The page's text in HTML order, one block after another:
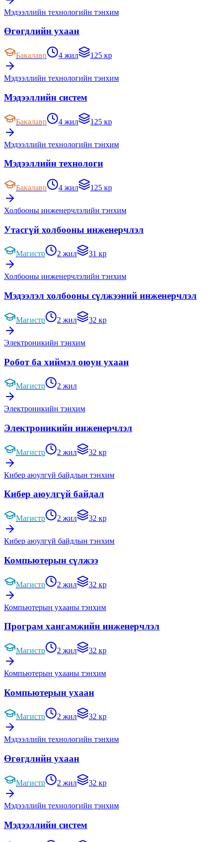
Мэдээллийн технологийн тэнхим
Өгөгдлийн ухаан
Бакалавр 4 жил 125 кр
Мэдээллийн технологийн тэнхим
Мэдээллийн систем
Бакалавр 4 жил 125 кр
Мэдээллийн технологийн тэнхим
Мэдээллийн технологи
Бакалавр 4 жил 125 кр
Холбооны инженерчлэлийн тэнхим
Утасгүй холбооны инженерчлэл
Магистр 2 жил 31 кр
Холбооны инженерчлэлийн тэнхим
Мэдээлэл холбооны сүлжээний инженерчлэл
Магистр 2 жил 32 кр
Электроникийн тэнхим
Робот ба хиймэл оюун ухаан
Магистр 2 жил
Электроникийн тэнхим
Электроникийн инженерчлэл
Магистр 2 жил 32 кр
Кибер аюулгүй байдлын тэнхим
Кибер аюулгүй байдал
Магистр 2 жил 32 кр
Кибер аюулгүй байдлын тэнхим
Компьютерын сүлжээ
Магистр 2 жил 32 кр
Компьютерын ухааны тэнхим
Програм хангамжийн инженерчлэл
Магистр 2 жил 32 кр
Компьютерын ухааны тэнхим
Компьютерын ухаан
Магистр 2 жил 32 кр
Мэдээллийн технологийн тэнхим
Өгөгдлийн ухаан
Магистр 2 жил 32 кр
Мэдээллийн технологийн тэнхим
Мэдээллийн систем